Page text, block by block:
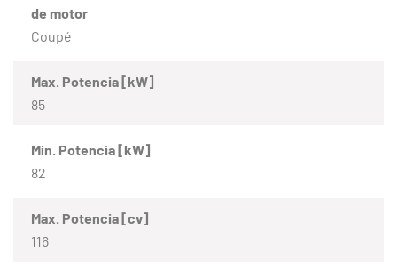
de motor
Coupé
Max. Potencia [kW]
85
Mín. Potencia [kW]
82
Max. Potencia [cv]
116